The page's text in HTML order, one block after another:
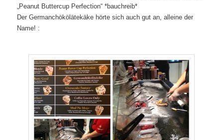
„Peanut Buttercup Perfection“ *bauchreib*
Der Germanchökölätekäke hörte sich auch gut an, alleine der
Name! :